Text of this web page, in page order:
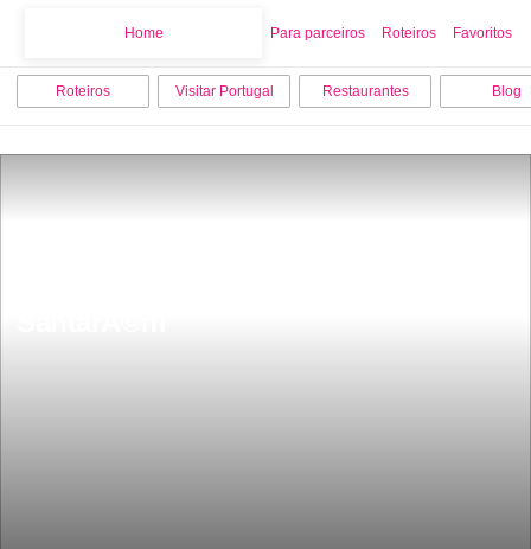
Home Para parceiros Roteiros Favoritos
Roteiros Visitar Portugal Restaurantes Blog